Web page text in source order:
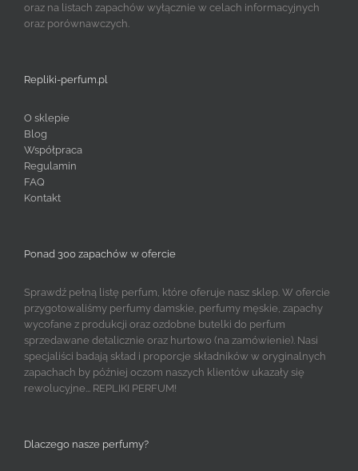
oraz na listach zapachów wyłącznie w celach informacyjnych
oraz porównawczych.
Repliki-perfum.pl
O sklepie
Blog
Współpraca
Regulamin
FAQ
Kontakt
Ponad 300 zapachów w ofercie
Sprawdź pełną listę perfum, które oferuje nasz sklep. W ofercie
przygotowaliśmy perfumy damskie, perfumy męskie, zapachy
wycofane z produkcji oraz ozdobne butelki do perfum
sprzedawane detalicznie oraz hurtowo (na zamówienie). Nasi
specjaliści badają skład i proporcje składników w oryginalnych
zapachach by później oczom naszych klientów ukazały się
rewolucyjne... REPLIKI PERFUM!
Dlaczego nasze perfumy?